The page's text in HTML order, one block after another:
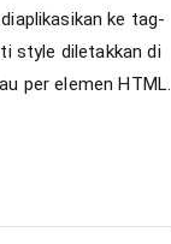
ke tag-
style diletakkan di
per elemen HTML.